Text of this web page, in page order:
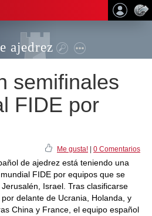
ajedrez
semifinales
FIDE por
Me gusta! 0 Comentarios
de ajedrez está teniendo una
FIDE por equipos que se
Israel. Tras clasificarse
delante de Ucrania, Holanda, y
China y France, el equipo español